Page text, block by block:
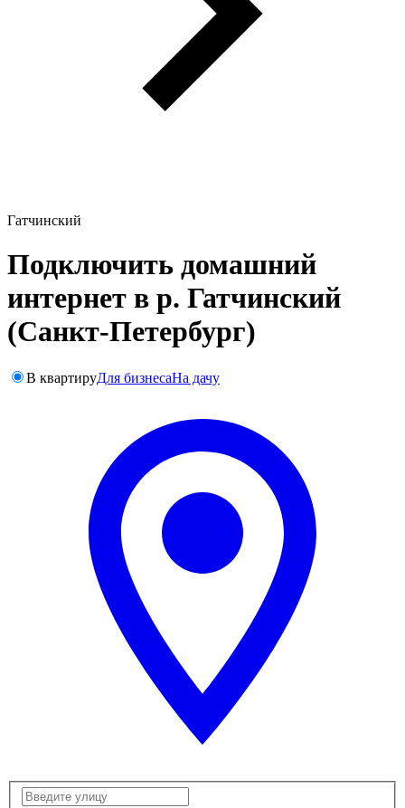
Гатчинский
Подключить домашний
интернет в р. Гатчинский
(Санкт-Петербург)
В квартируДля бизнесаНа дачу